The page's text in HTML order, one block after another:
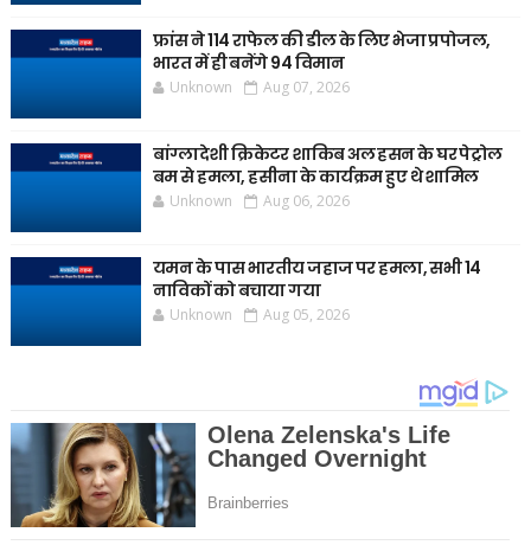
फ्रांस ने 114 राफेल की डील के लिए भेजा प्रपोजल,
भारत में ही बनेंगे 94 विमान
Unknown Aug 07, 2026
बांग्लादेशी क्रिकेटर शाकिब अल हसन के घर पेट्रोल
बम से हमला, हसीना के कार्यक्रम हुए थे शामिल
Unknown Aug 06, 2026
यमन के पास भारतीय जहाज पर हमला, सभी 14
नाविकों को बचाया गया
Unknown Aug 05, 2026